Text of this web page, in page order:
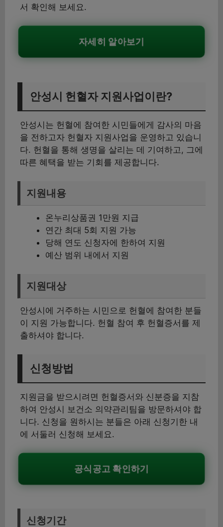
서 확인해 보세요.
자세히 알아보기
안성시 헌혈자 지원사업이란?
안성시는 헌혈에 참여한 시민들에게 감사의 마음
을 전하고자 헌혈자 지원사업을 운영하고 있습니
다. 헌혈을 통해 생명을 살리는 데 기여하고, 그에
따른 혜택을 받는 기회를 제공합니다.
지원내용
온누리상품권 1만원 지급
연간 최대 5회 지원 가능
당해 연도 신청자에 한하여 지원
예산 범위 내에서 지원
지원대상
안성시에 거주하는 시민으로 헌혈에 참여한 분들
이 지원 가능합니다. 헌혈 참여 후 헌혈증서를 제
출하셔야 합니다.
신청방법
지원금을 받으시려면 헌혈증서와 신분증을 지참
하여 안성시 보건소 의약관리팀을 방문하셔야 합
니다. 신청을 원하시는 분들은 아래 신청기한 내
에 서둘러 신청해 보세요.
공식공고 확인하기
신청기간